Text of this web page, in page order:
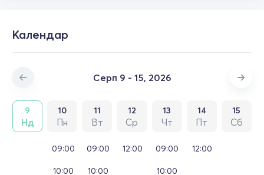
Календар
Серп 9 - 15, 2026
9
Нд
10
Пн
11
Вт
12
Ср
13
Чт
14
Пт
15
Сб
09:00
10:00
09:00
10:00
12:00 09:00
10:00
12:00